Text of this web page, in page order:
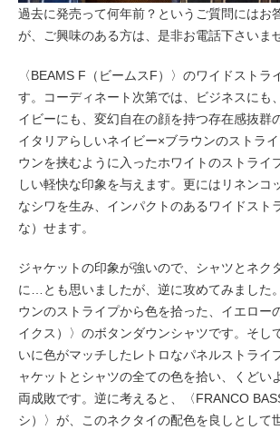
過去に発売って何年前？というご質問にはお
が、ご興味のある方は、是非お電話下さいませ
〈BEAMS F（ビームスF）〉のワイドストラ
す。コーディネート次第では、ビジネスにも
イビーにも、変幻自在の顔を持つ存在感抜群
イタリアらしいネイビー×ブラウンのストラ
ウンを挟むように入ったホワイトのストライ
しい軽快な印象を与えます。更には リネンコ
なシワを生み、インパクトのあるワイドスト
な）せます。
ジャケットの印象が強いので、シャツとネク
に…とも思いましたが、逆に攻めてみました
ウンのストライプから色を拾った、イエロー
イクス）〉のボタンダウンシャツです。そし
いに色がマッチしたレトロなパネルストライ
ャケットとシャツの全ての色を拾い、くどい
両成敗です。逆に考えると、〈FRANCO
シ）〉が、このネクタイの配色を良しとして